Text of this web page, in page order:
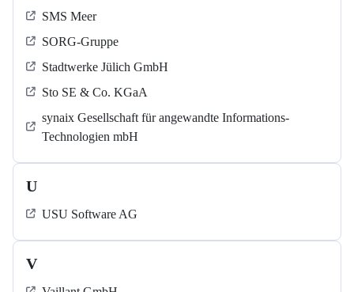
SMS Meer
SORG-Gruppe
Stadtwerke Jülich GmbH
Sto SE & Co. KGaA
synaix Gesellschaft für angewandte Informations-
Technologien mbH
U
USU Software AG
V